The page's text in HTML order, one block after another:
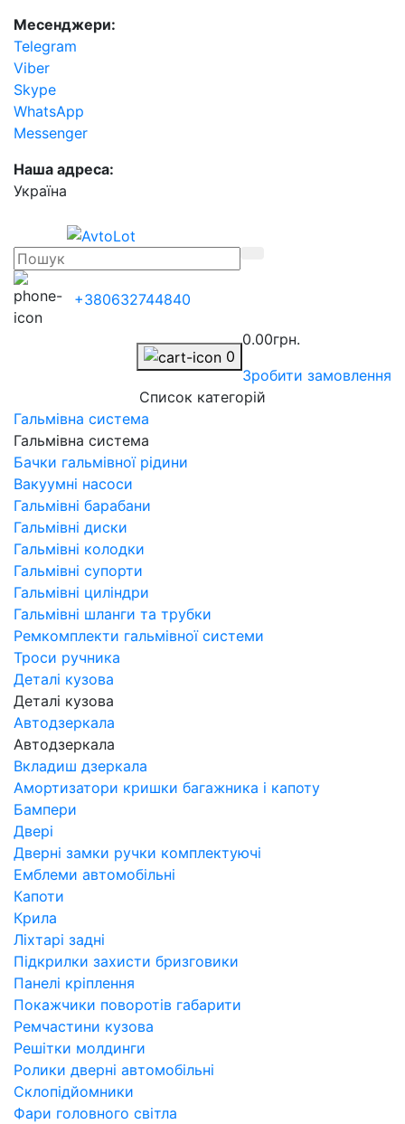
Месенджери:
Telegram
Viber
Skype
WhatsApp
Messenger
Наша адреса:
Українa
+380632744840
0
0.00грн.
Зробити замовлення
Список категорій
Гальмівна система
Гальмівна система
Бачки гальмівної рідини
Вакуумні насоси
Гальмівні барабани
Гальмівні диски
Гальмівні колодки
Гальмівні супорти
Гальмівні циліндри
Гальмівні шланги та трубки
Ремкомплекти гальмівної системи
Троси ручника
Деталі кузова
Деталі кузова
Автодзеркала
Автодзеркала
Вкладиш дзеркала
Амортизатори кришки багажника і капоту
Бампери
Двері
Дверні замки ручки комплектуючі
Емблеми автомобільні
Капоти
Крила
Ліхтарі задні
Підкрилки захисти бризговики
Панелі кріплення
Покажчики поворотів габарити
Ремчастини кузова
Решітки молдинги
Ролики дверні автомобільні
Склопідйомники
Фари головного світла